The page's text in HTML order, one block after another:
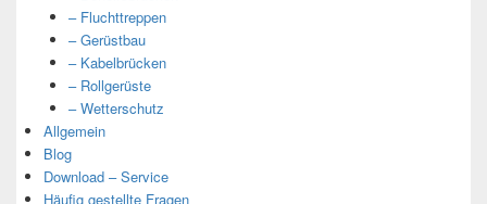
– Fluchttreppen
– Gerüstbau
– Kabelbrücken
– Rollgerüste
– Wetterschutz
Allgemein
Blog
Download – Service
Häufig gestellte Fragen